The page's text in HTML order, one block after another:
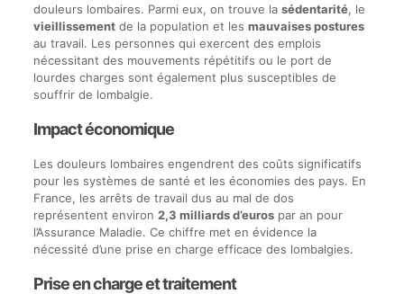
douleurs lombaires. Parmi eux, on trouve la sédentarité, le
vieillissementde la population et les mauvaises postures
au travail. Les personnes qui exercent des emplois
nécessitant des mouvements répétitifs ou le port de
lourdes charges sont également plus susceptibles de
souffrir de lombalgie.
Impact économique
Les douleurs lombaires engendrent des coûts significatifs
pour les systèmes de santé et les économies des pays. En
France, les arrêts de travail dus au mal de dos
représentent environ 2,3 milliards d’eurospar an pour
l’Assurance Maladie. Ce chiffre met en évidence la
nécessité d’une prise en charge efficace des lombalgies.
Prise en charge et traitement